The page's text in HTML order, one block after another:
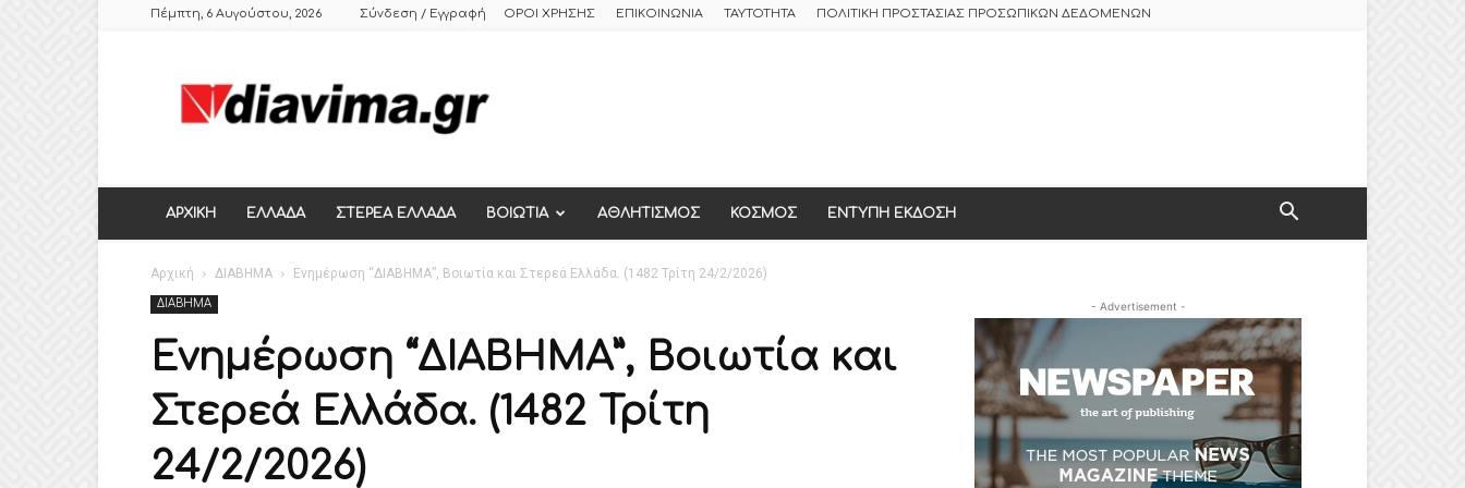
Πέμπτη, 6 Αυγούστου, 2026 Σύνδεση / Εγγραφή ΟΡΟΙ ΧΡΗΣΗΣ ΕΠΙΚΟΙΝΩΝΙΑ ΤΑΥΤΟΤΗΤΑ ΠΟΛΙΤΙΚΗ ΠΡΟΣΤΑΣΙΑΣ ΠΡΟΣΩΠΙΚΩΝ ΔΕΔΟΜΕΝΩΝ
ΕΒΔΟΜΑΔΙΑΙΑ
ΠΟΛΙΤΙΚΗ
ΕΛΛΑΔΑΣ,
ΘΗΒΑ
ΑΡΧΙΚΗ ΕΛΛΑΔΑ ΣΤΕΡΕΑ ΕΛΛΑΔΑ ΒΟΙΩΤΙΑ ΑΘΛΗΤΙΣΜΟΣ ΚΟΣΜΟΣ ΕΝΤΥΠΗ ΕΚΔΟΣΗ
Αρχική ΔΙΑΒΗΜΑ Ενημέρωση “ΔΙΑΒΗΜΑ”, Βοιωτία και Στερεά Ελλάδα. (1482 Τρίτη 24/2/2026)
ΔΙΑΒΗΜΑ
Ενημέρωση “ΔΙΑΒΗΜΑ”, Βοιωτία και
Στερεά Ελλάδα. (1482 Τρίτη
24/2/2026)
- Advertisement -